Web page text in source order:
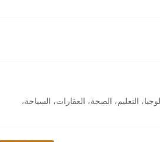
التعليم، الصحة، العقارات، السياحة،